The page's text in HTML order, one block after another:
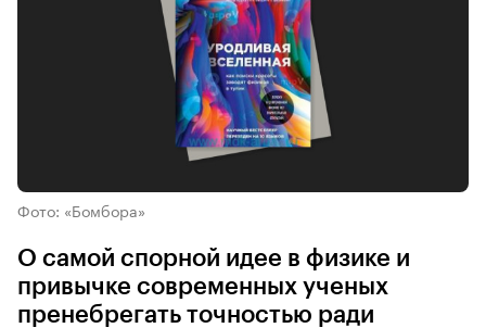
Фото: «Бомбора»
О самой спорной идее в физике и
привычке современных ученых
пренебрегать точностью ради